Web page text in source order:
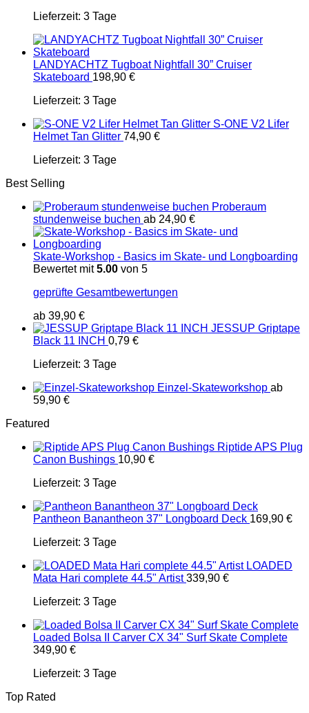
Lieferzeit: 3 Tage
LANDYACHTZ Tugboat Nightfall 30” Cruiser
Skateboard 198,90 €
Lieferzeit: 3 Tage
S-ONE V2 Lifer
Helmet Tan Glitter 74,90 €
Lieferzeit: 3 Tage
Best Selling
Proberaum
stundenweise buchen ab 24,90 €
Skate-Workshop - Basics im Skate- und Longboarding
Bewertet mit5.00 von 5
geprüfte Gesamtbewertungen
ab 39,90 €
JESSUP Griptape
Black 11 INCH 0,79 €
Lieferzeit: 3 Tage
Einzel-Skateworkshop ab
59,90 €
Featured
Riptide APS Plug
Canon Bushings 10,90 €
Lieferzeit: 3 Tage
Pantheon Banantheon 37" Longboard Deck 169,90 €
Lieferzeit: 3 Tage
LOADED
Mata Hari complete 44.5" Artist 339,90 €
Lieferzeit: 3 Tage
Loaded Bolsa II Carver CX 34" Surf Skate Complete
349,90 €
Lieferzeit: 3 Tage
Top Rated